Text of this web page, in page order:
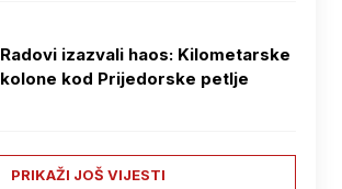
Radovi izazvali haos: Kilometarske
kolone kod Prijedorske petlje
PRIKAŽI JOŠ VIJESTI